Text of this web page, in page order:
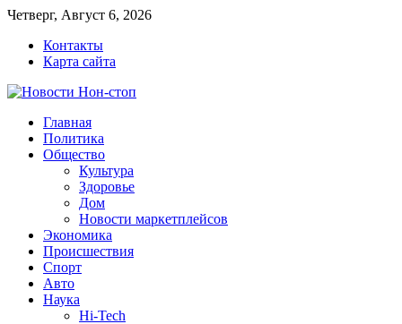
Четверг, Август 6, 2026
Контакты
Карта сайта
Главная
Политика
Общество
Культура
Здоровье
Дом
Новости маркетплейсов
Экономика
Происшествия
Спорт
Авто
Наука
Hi-Tech